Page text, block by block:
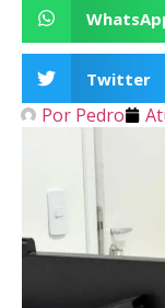
Twitter
Por Pedro